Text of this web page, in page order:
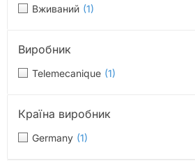
Вживаний (1)
Виробник
Telemecanique (1)
Країна виробник
Germany (1)